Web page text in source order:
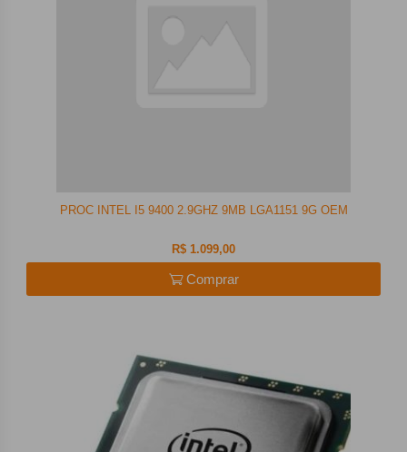
PROC INTEL I5 9400 2.9GHZ 9MB LGA1151 9G OEM
R$ 1.099,00
Comprar